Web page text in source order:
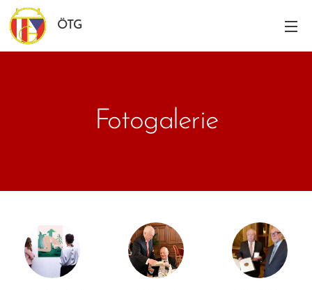
ÖTG
Fotogalerie